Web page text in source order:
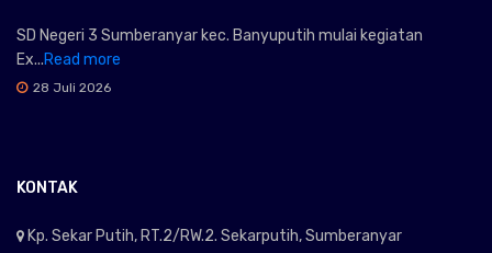
SD Negeri 3 Sumberanyar kec. Banyuputih mulai kegiatan
Ex...Read more
28 Juli 2026
KONTAK
Kp. Sekar Putih, RT.2/RW.2. Sekarputih, Sumberanyar